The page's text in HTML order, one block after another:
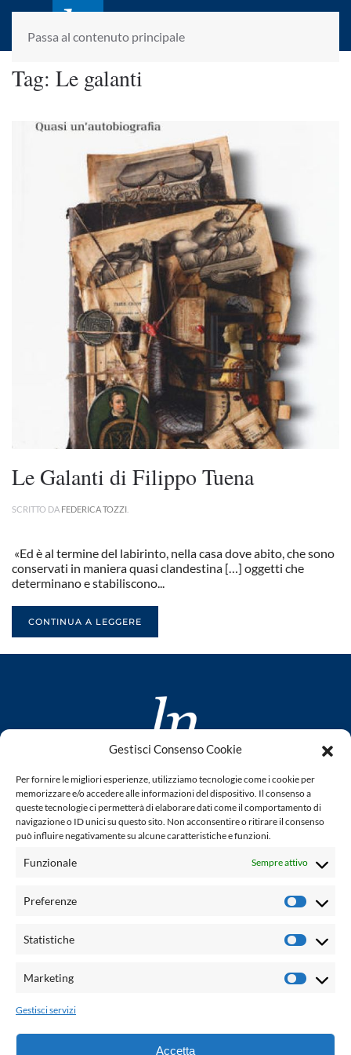
Gestisci Consenso Cookie
Per fornire le migliori esperienze, utilizziamo tecnologie come i cookie per
memorizzare e/o accedere alle informazioni del dispositivo. Il consenso a
queste tecnologie ci permetterà di elaborare dati come il comportamento di
navigazione o ID unici su questo sito. Non acconsentire o ritirare il consenso
può influire negativamente su alcune caratteristiche e funzioni.
Funzionale Sempre attivo
Preferenze
Statistiche
Marketing
Gestisci servizi
Accetta
Passa al contenuto principale
laletteraturaenoi.it
fondato da Romano Luperini
Tag: Le galanti
Le Galanti di Filippo Tuena
SCRITTO DA FEDERICA TOZZI
«Ed è al termine del labirinto, nella casa dove abito, che sono
conservati in maniera quasi clandestina […] oggetti che
determinano e stabiliscono...
CONTINUA A LEGGERE
www.laletteraturaenoi.it
fondato da Romano Luperini
Questo blog non rappresenta una testata giornalistica in
quanto viene aggiornato senza alcuna periodicità. Non può
legge n° 62 del 7.03.2001. L'autore non è responsabile per
email:
Grafica e web:Salvatore Leto